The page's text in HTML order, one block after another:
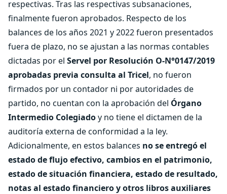
respectivas. Tras las respectivas subsanaciones,
finalmente fueron aprobados. Respecto de los
balances de los años 2021 y 2022 fueron presentados
fuera de plazo, no se ajustan a las normas contables
dictadas por el Servel por Resolución O-N°0147/2019
aprobadas previa consulta al Tricel, no fueron
firmados por un contador ni por autoridades de
partido, no cuentan con la aprobación del Órgano
Intermedio Colegiadoy no tiene el dictamen de la
auditoría externa de conformidad a la ley.
Adicionalmente, en estos balances no se entregó el
estado de flujo efectivo, cambios en el patrimonio,
estado de situación financiera, estado de resultado,
notas al estado financiero y otros libros auxiliares